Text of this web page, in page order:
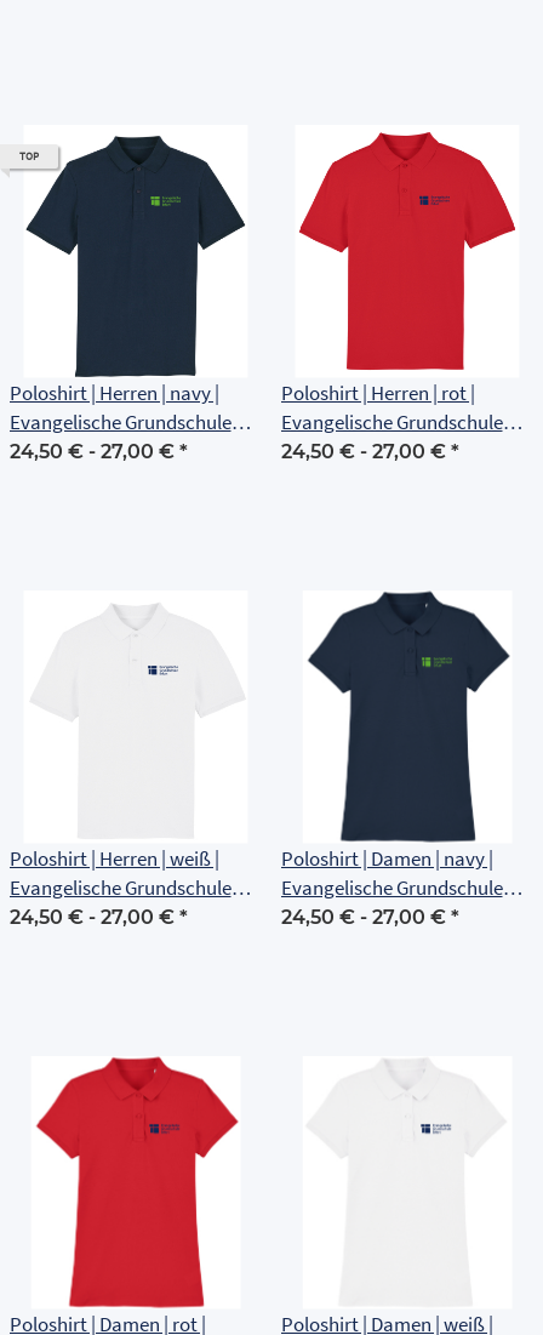
TOP
Poloshirt | Herren | navy |
Evangelische Grundschule
Erfurt
24,50 € - 27,00 € *
Poloshirt | Herren | rot |
Evangelische Grundschule
Erfurt
24,50 € - 27,00 € *
Poloshirt | Herren | weiß |
Evangelische Grundschule
Erfurt
24,50 € - 27,00 € *
Poloshirt | Damen | navy |
Evangelische Grundschule
Erfurt
24,50 € - 27,00 € *
Poloshirt | Damen | rot |
Poloshirt | Damen | weiß |